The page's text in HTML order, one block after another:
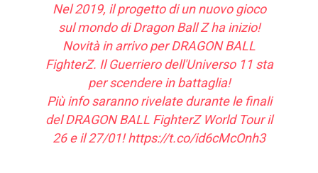
Nel 2019, il progetto di un nuovo gioco
sul mondo di Dragon Ball Z ha inizio!
Novità in arrivo per DRAGON BALL
FighterZ. Il Guerriero dell'Universo 11 sta
per scendere in battaglia!
Più info saranno rivelate durante le finali
del DRAGON BALL FighterZ World Tour il
26 e il 27/01!https://t.co/id6cMcOnh3